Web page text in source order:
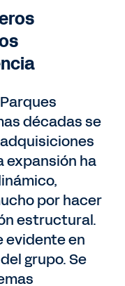
décadas se
expansión ha
por hacer
estructural.
evidente en
grupo. Se